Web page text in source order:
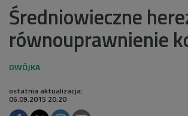
Średniowieczne
równouprawnienie
ostatnia aktualizacja:
06.09.2015 20:20